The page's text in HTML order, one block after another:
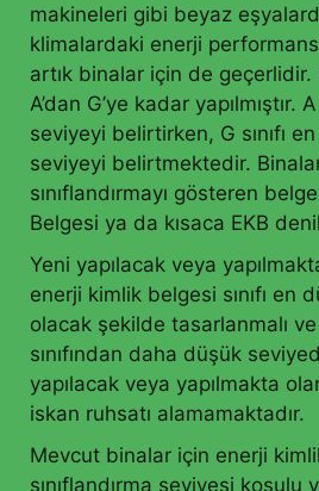
makineleri gibi beyaz
klimalardaki enerji performans
artık binalar için de geçerlidir.
A’dan G’ye kadar yapılmıştır.
seviyeyi belirtirken, G sınıfı
seviyeyi belirtmektedir.
sınıflandırmayı gösteren
Belgesi ya da kısaca EKB
Yeni yapılacak veya
enerji kimlik belgesi sınıfı en
olacak şekilde tasarlanmalı
sınıfından daha düşük
yapılacak veya yapılmakta
iskan ruhsatı alamamaktadır.
Mevcut binalar için enerji
sınıflandırma seviyesi koşulu